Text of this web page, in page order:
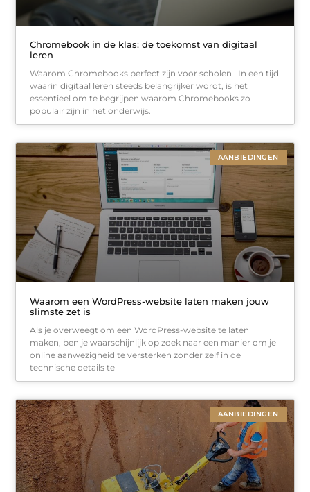
Chromebook in de klas: de toekomst van digitaal
leren
Waarom Chromebooks perfect zijn voor scholen In een tijd
waarin digitaal leren steeds belangrijker wordt, is het
essentieel om te begrijpen waarom Chromebooks zo
populair zijn in het onderwijs.
AANBIEDINGEN
Waarom een WordPress-website laten maken jouw
slimste zet is
Als je overweegt om een WordPress-website te laten
maken, ben je waarschijnlijk op zoek naar een manier om je
online aanwezigheid te versterken zonder zelf in de
technische details te
AANBIEDINGEN